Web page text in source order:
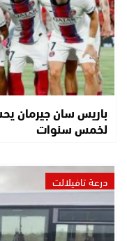
باريس سان جيرمان
لخمس سنوات
درعة تافيلالت